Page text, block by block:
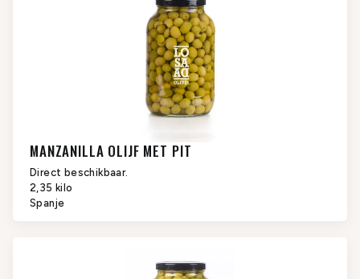
MANZANILLA OLIJF MET PIT
Direct beschikbaar.
2,35 kilo
Spanje